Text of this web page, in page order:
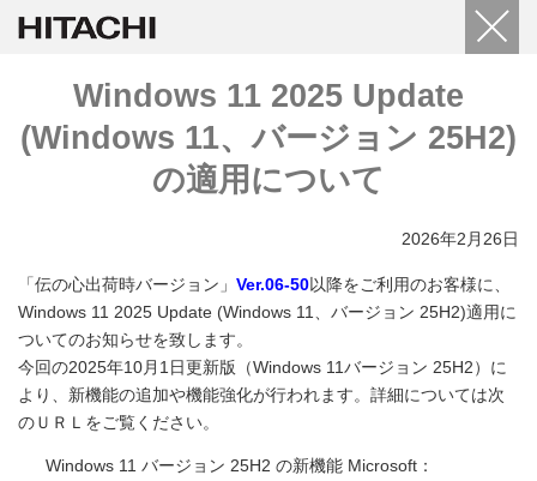
Windows 11 2025 Update
(Windows 11、バージョン 25H2)
の適用について
2026年2月26日
「伝の心出荷時バージョン」 Ver.06-50以降をご利用のお客様に、
Windows 11 2025 Update (Windows 11、バージョン 25H2)適用に
ついてのお知らせを致します。
今回の2025年10月1日更新版（Windows 11バージョン 25H2）に
より、新機能の追加や機能強化が行われます。詳細については次
のＵＲＬをご覧ください。
Windows 11 バージョン 25H2 の新機能 Microsoft：